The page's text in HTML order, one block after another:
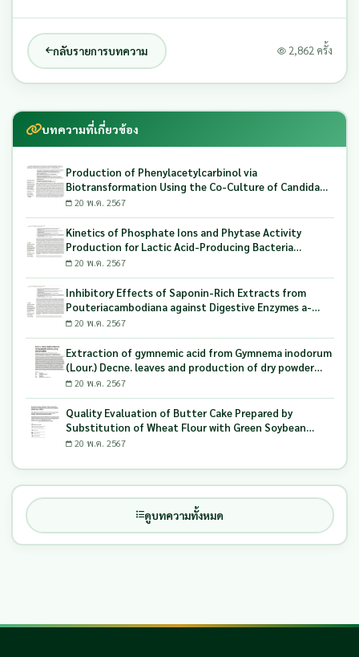
กลับรายการบทความ 2,862 ครั้ง
บทความที่เกี่ยวข้อง
Production of Phenylacetylcarbinol via
Biotransformation Using the Co-Culture of Candida
tropicalis TISTR 5306 and Saccharomyces cerevisiae
TISTR 5606 as the Biocatalyst
20 พ.ค. 2567
Kinetics of Phosphate Ions and Phytase Activity
Production for Lactic Acid-Producing Bacteria
Utilizing Milling and Whitening Stages Rice Bran as
Biopolymer Substrates
20 พ.ค. 2567
Inhibitory Effects of Saponin-Rich Extracts from
Pouteriacambodiana against Digestive Enzymes a-
Glucosidase and Pancreatic Lipase
20 พ.ค. 2567
Extraction of gymnemic acid from Gymnema inodorum
(Lour.) Decne. leaves and production of dry powder
extract using maltodextrin
20 พ.ค. 2567
Quality Evaluation of Butter Cake Prepared by
Substitution of Wheat Flour with Green Soybean
(Glycine Max L.) Okara
20 พ.ค. 2567
ดูบทความทั้งหมด